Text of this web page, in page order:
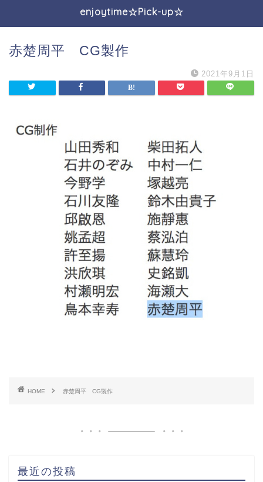
enjoytime☆Pick-up☆
赤楚周平 CG製作
2021年9月1日
HOME 赤楚周平 CG製作
最近の投稿